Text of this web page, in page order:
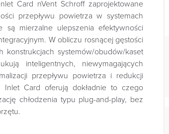
Card nVent Schroff zaprojektowane
przepływu powietrza w systemach
są mierzalne ulepszenia efektywności
W obliczu rosnącej gęstości
systemów/obudów/kaset
inteligentnych, niewymagających
przepływu powietrza i redukcji
Card oferują dokładnie to czego
chłodzenia typu plug-and-play, bez